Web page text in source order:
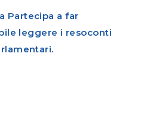
Partecipa a far
leggere i resoconti